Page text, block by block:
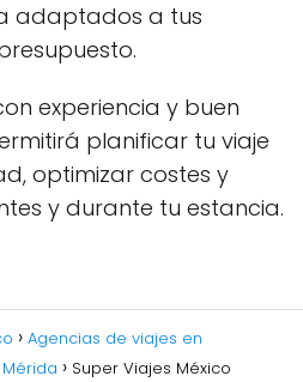
adaptados a tus
experiencia y buen
planificar tu viaje
optimizar costes y
y durante tu estancia.
Agencias de viajes en
Super Viajes México